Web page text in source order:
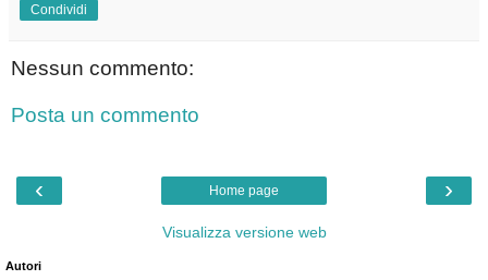
Condividi
Nessun commento:
Posta un commento
‹ ›
Home page
Visualizza versione web
Autori